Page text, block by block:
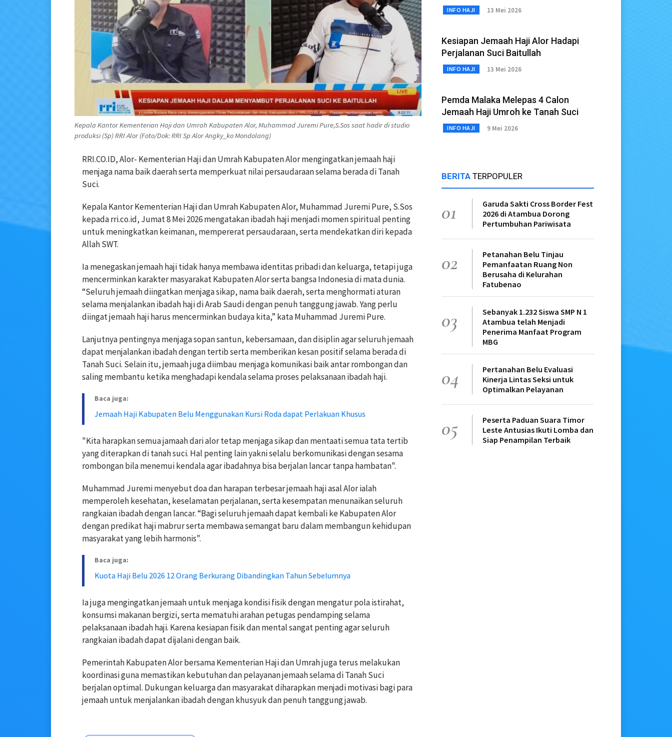
Kepala Kantor Kementerian Haji dan Umrah Kabupaten Alor, Muhammad Juremi Pure,S.Sos saat hadir di studio
produksi (Sp) RRI Alor (Foto/Dok: RRI Sp Alor Angky_ko Mondolang)
RRI.CO.ID, Alor- Kementerian Haji dan Umrah Kabupaten Alor mengingatkan jemaah haji
menjaga nama baik daerah serta memperkuat nilai persaudaraan selama berada di Tanah
Suci.
Kepala Kantor Kementerian Haji dan Umrah Kabupaten Alor, Muhammad Juremi Pure, S.Sos
kepada rri.co.id, Jumat 8 Mei 2026 mengatakan ibadah haji menjadi momen spiritual penting
untuk meningkatkan keimanan, mempererat persaudaraan, serta mendekatkan diri kepada
Allah SWT.
Ia menegaskan jemaah haji tidak hanya membawa identitas pribadi dan keluarga, tetapi juga
mencerminkan karakter masyarakat Kabupaten Alor serta bangsa Indonesia di mata dunia.
“Seluruh jemaah diingatkan menjaga sikap, nama baik daerah, serta menghormati aturan
selama menjalankan ibadah haji di Arab Saudi dengan penuh tanggung jawab. Yang perlu
diingat jemaah haji harus mencerminkan budaya kita,” kata Muhammad Juremi Pure.
Lanjutnya pentingnya menjaga sopan santun, kebersamaan, dan disiplin agar seluruh jemaah
dapat menjalankan ibadah dengan tertib serta memberikan kesan positif selama berada di
Tanah Suci. Selain itu, jemaah juga diimbau menjaga komunikasi baik antar rombongan dan
saling membantu ketika menghadapi kendala selama proses pelaksanaan ibadah haji.
Baca juga:
Jemaah Haji Kabupaten Belu Menggunakan Kursi Roda dapat Perlakuan Khusus
"Kita harapkan semua jamaah dari alor tetap menjaga sikap dan mentaati semua tata tertib
yang diterapkan di tanah suci. Hal penting lain yakni selalu berkomunikasi dengan sesama
rombongan bila menemui kendala agar ibadahnya bisa berjalan lancar tanpa hambatan".
Muhammad Juremi menyebut doa dan harapan terbesar jemaah haji asal Alor ialah
memperoleh kesehatan, keselamatan perjalanan, serta kesempatan menunaikan seluruh
rangkaian ibadah dengan lancar. “Bagi seluruh jemaah dapat kembali ke Kabupaten Alor
dengan predikat haji mabrur serta membawa semangat baru dalam membangun kehidupan
masyarakat yang lebih harmonis".
Baca juga:
Kuota Haji Belu 2026 12 Orang Berkurang Dibandingkan Tahun Sebelumnya
Ia juga mengingatkan jemaah untuk menjaga kondisi fisik dengan mengatur pola istirahat,
konsumsi makanan bergizi, serta mematuhi arahan petugas pendamping selama
pelaksanaan ibadah haji. Karena kesiapan fisik dan mental sangat penting agar seluruh
rangkaian ibadah dapat dijalani dengan baik.
Pemerintah Kabupaten Alor bersama Kementerian Haji dan Umrah juga terus melakukan
koordinasi guna memastikan kebutuhan dan pelayanan jemaah selama di Tanah Suci
berjalan optimal. Dukungan keluarga dan masyarakat diharapkan menjadi motivasi bagi para
jemaah untuk menjalankan ibadah dengan khusyuk dan penuh tanggung jawab.
INFO HAJI 13 Mei 2026
Kesiapan Jemaah Haji Alor Hadapi
Perjalanan Suci Baitullah
INFO HAJI 13 Mei 2026
Pemda Malaka Melepas 4 Calon
Jemaah Haji Umroh ke Tanah Suci
INFO HAJI 9 Mei 2026
BERITA TERPOPULER
01
Garuda Sakti Cross Border Fest
2026 di Atambua Dorong
Pertumbuhan Pariwisata
02
Petanahan Belu Tinjau
Pemanfaatan Ruang Non
Berusaha di Kelurahan
Fatubenao
03
Sebanyak 1.232 Siswa SMP N 1
Atambua telah Menjadi
Penerima Manfaat Program
MBG
04
Pertanahan Belu Evaluasi
Kinerja Lintas Seksi untuk
Optimalkan Pelayanan
05
Peserta Paduan Suara Timor
Leste Antusias Ikuti Lomba dan
Siap Penampilan Terbaik